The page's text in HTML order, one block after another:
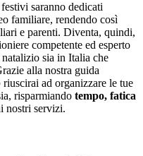
saranno dedicati
familiare, rendendo così
e parenti. Diventa, quindi,
competente ed esperto
sia in Italia che
alla nostra guida
riuscirai ad organizzare le tue
risparmiando tempo, fatica
nostri servizi.